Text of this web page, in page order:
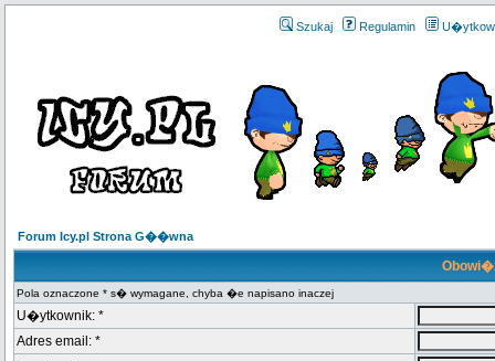
Szukaj Regulamin
Forum Icy.pl Strona G��wna
Pola oznaczone * s� wymagane, chyba �e napisano inaczej
U�ytkownik: *
Adres email: *